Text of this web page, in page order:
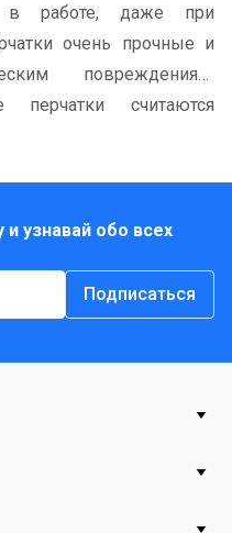
в работе, даже при
очень прочные и
повреждениям.
перчатки считаются
они не содержат
узнавай обо всех
Подписаться